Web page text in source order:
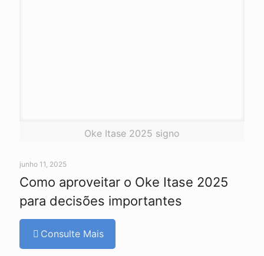
Oke Itase 2025 signo
junho 11, 2025
Como aproveitar o Oke Itase 2025
para decisões importantes
Consulte Mais